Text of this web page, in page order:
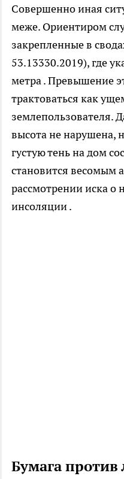
Совершенно иная
меже. Ориентиром
закрепленные в
53.13330.2019), где
метра . Превышение
трактоваться как
землепользователя.
высота не нарушена,
густую тень на дом
становится весомым
рассмотрении иска
инсоляции .
Бумага